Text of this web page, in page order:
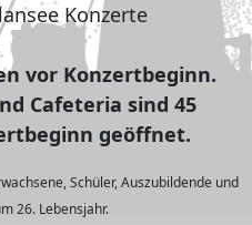
Konzerte
vor Konzertbeginn.
Cafeteria sind 45
geöffnet.
Schüler, Auszubildende und
26. Lebensjahr.